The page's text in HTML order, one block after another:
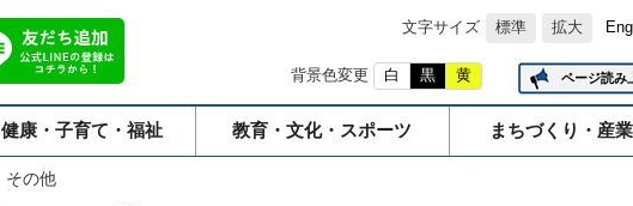
文字サイズ 標準 拡大
背景色変更 白 黒 黄 ページ読み
健康・子育て・福祉 教育・文化・スポーツ まちづくり・産
その他